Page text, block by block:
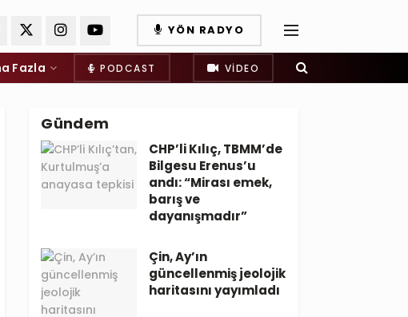
YÖN RADYO
Fazla PODCAST VIDEO
Gündem
CHP’li Kılıç, TBMM’de
Bilgesu Erenus’u
andı: “Mirası emek,
barış ve
dayanışmadır”
Çin, Ay’ın
güncellenmiş jeolojik
haritasını yayımladı